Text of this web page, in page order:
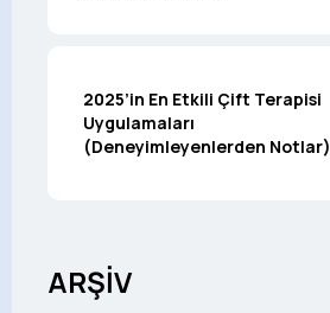
2025’in En Etkili Çift Terapisi
Uygulamaları
(Deneyimleyenlerden Notlar)
ARŞİV